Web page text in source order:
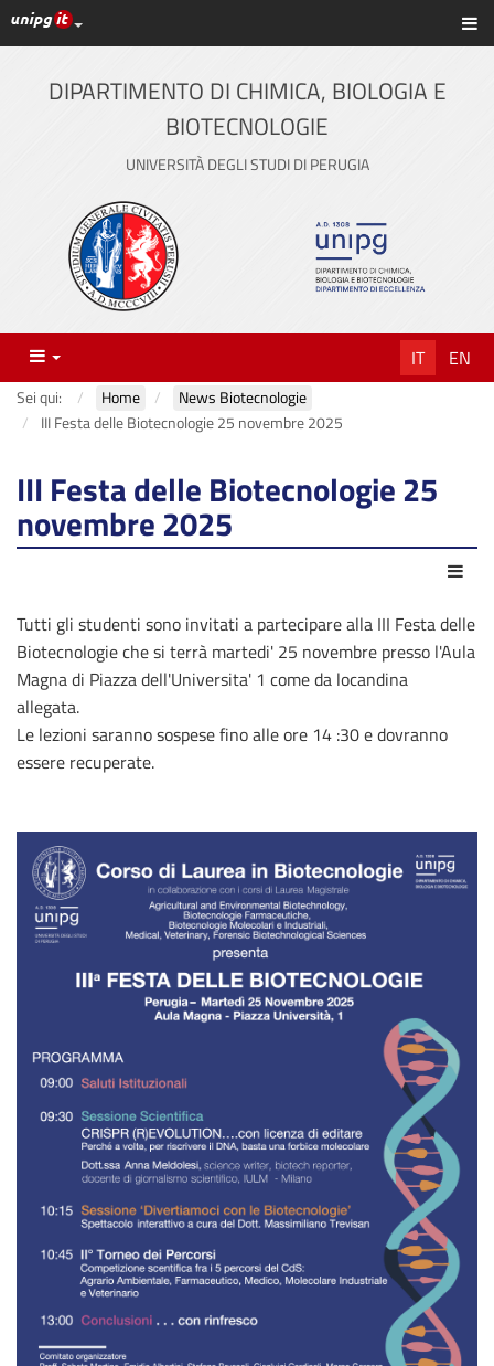
Vai
al
contenuto
principale
Link ai principali servizi web di Ateneo
DIPARTIMENTO DI CHIMICA, BIOLOGIA E
BIOTECNOLOGIE
UNIVERSITÀ DEGLI STUDI DI PERUGIA
Menu IT EN
Sei qui: Home
News Biotecnologie
III Festa delle Biotecnologie 25 novembre 2025
III Festa delle Biotecnologie 25
novembre 2025
Tutti gli studenti sono invitati a partecipare alla III Festa delle
Biotecnologie che si terrà martedi' 25 novembre presso l'Aula
Magna di Piazza dell'Universita' 1 come da locandina
allegata.
Le lezioni saranno sospese fino alle ore 14 :30 e dovranno
essere recuperate.